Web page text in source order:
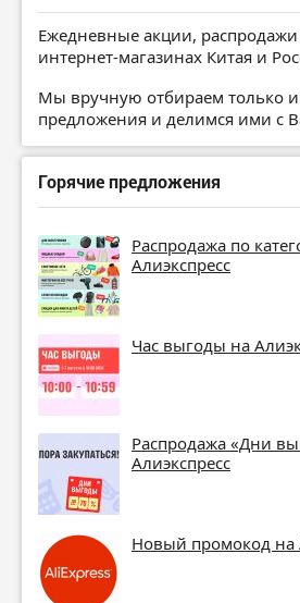
Ежедневные акции,
интернет-магазинах Китая и
Мы вручную отбираем только
предложения и делимся ими с
Горячие предложения
Распродажа по
Алиэкспресс
Час выгоды на
Распродажа «Дни
Алиэкспресс
Новый промокод на